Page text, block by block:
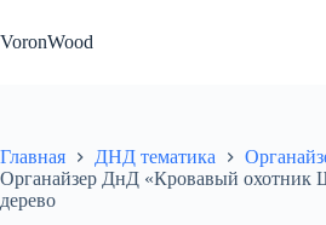
к
сути
VoronWood
Главная ДНД тематика
Органайзер ДнД «Кровавый охотник
дерево